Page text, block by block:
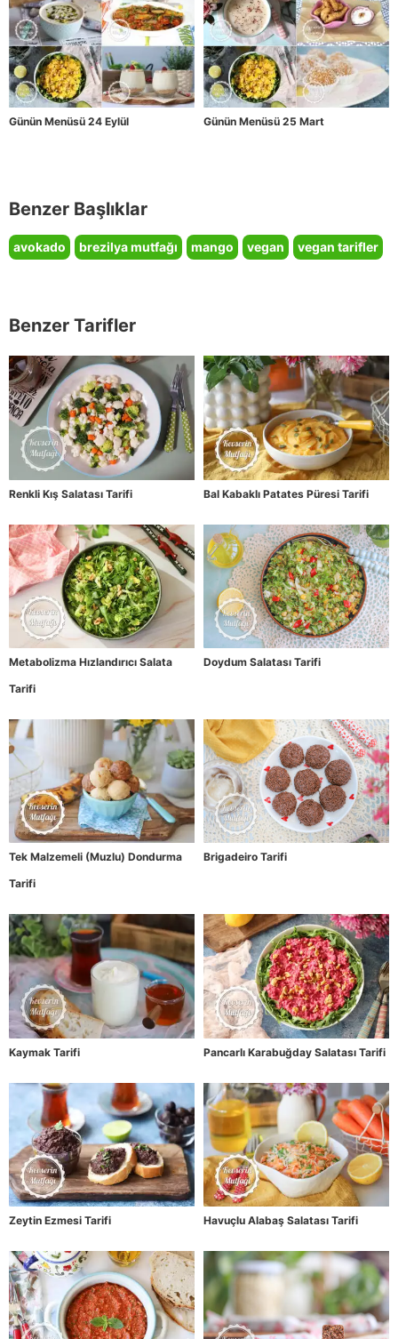
Günün Menüsü 24 Eylül Günün Menüsü 25 Mart
Benzer Başlıklar
avokado brezilya mutfağı mango vegan vegan tarifler
Benzer Tarifler
Renkli Kış Salatası Tarifi Bal Kabaklı Patates Püresi Tarifi
Metabolizma Hızlandırıcı Salata
Tarifi
Doydum Salatası Tarifi
Tek Malzemeli (Muzlu) Dondurma
Tarifi
Brigadeiro Tarifi
Kaymak Tarifi Pancarlı Karabuğday Salatası Tarifi
Zeytin Ezmesi Tarifi Havuçlu Alabaş Salatası Tarifi